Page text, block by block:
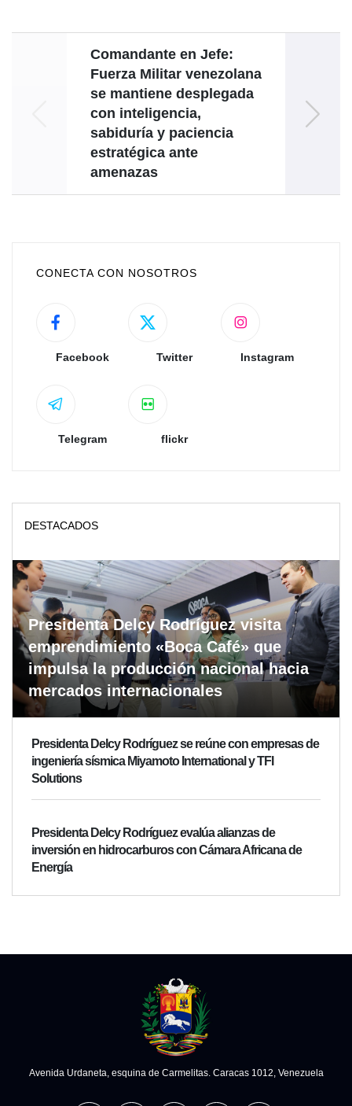
Comandante en Jefe:
Fuerza Militar venezolana
se mantiene desplegada
con inteligencia,
sabiduría y paciencia
estratégica ante
amenazas
CONECTA CON NOSOTROS
Facebook Twitter Instagram
Telegram flickr
DESTACADOS
Presidenta Delcy Rodríguez visita
emprendimiento «Boca Café» que
impulsa la producción nacional hacia
mercados internacionales
Presidenta Delcy Rodríguez se reúne con empresas de
ingeniería sísmica Miyamoto International y TFI
Solutions
Presidenta Delcy Rodríguez evalúa alianzas de
inversión en hidrocarburos con Cámara Africana de
Energía
Avenida Urdaneta, esquina de Carmelitas. Caracas 1012, Venezuela